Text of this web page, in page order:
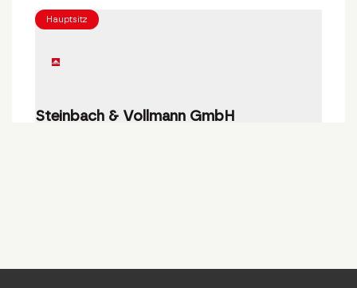
Hauptsitz
Steinbach & Vollmann GmbH